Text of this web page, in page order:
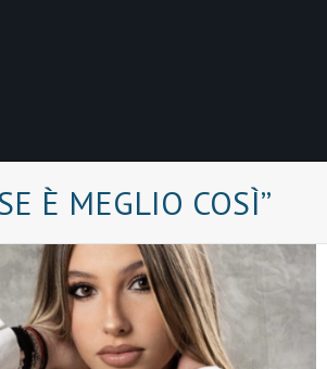
È MEGLIO COSÌ”